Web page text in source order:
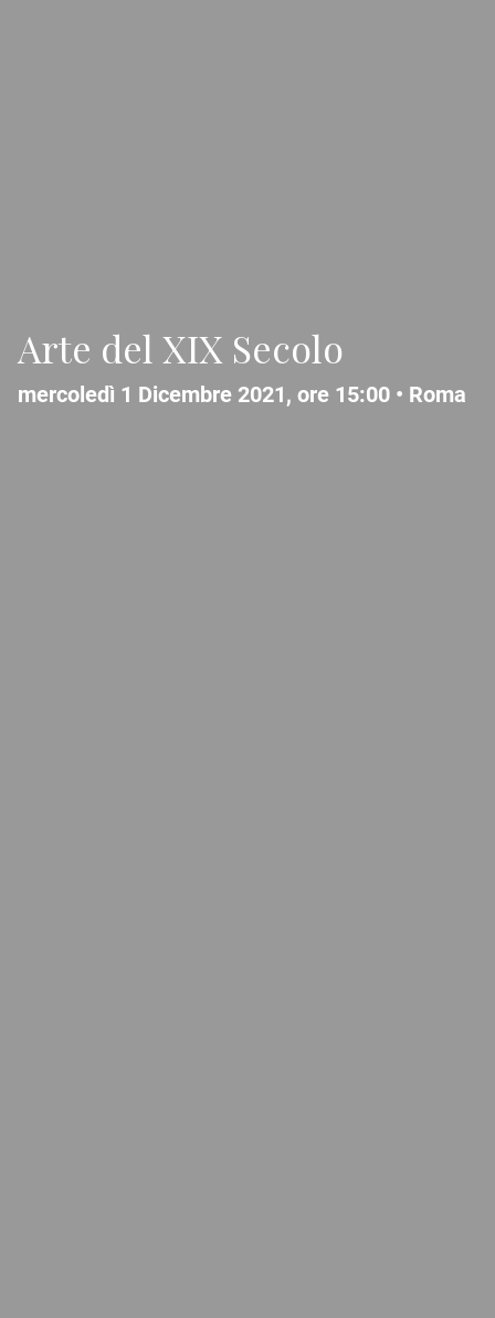
Arte del XIX Secolo
mercoledì 1 Dicembre 2021, ore 15:00 • Roma